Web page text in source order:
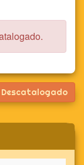
Descatalogado